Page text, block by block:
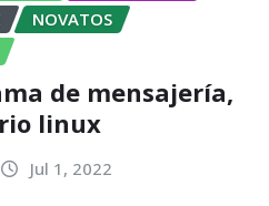
NOVATOS
de mensajería,
linux
Jul 1, 2022